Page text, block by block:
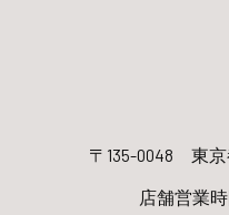
〒135-0048 東
店舗営業